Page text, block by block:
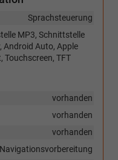
Sprachsteuerung
MP3, Schnittstelle
Android Auto, Apple
Touchscreen, TFT
vorhanden
vorhanden
vorhanden